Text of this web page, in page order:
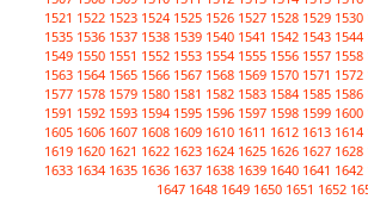
1521 1522 1523 1524 1525 1526 1527 1528 1529 1530
1535 1536 1537 1538 1539 1540 1541 1542 1543 1544
1549 1550 1551 1552 1553 1554 1555 1556 1557 1558
1563 1564 1565 1566 1567 1568 1569 1570 1571 1572
1577 1578 1579 1580 1581 1582 1583 1584 1585 1586
1591 1592 1593 1594 1595 1596 1597 1598 1599 1600
1605 1606 1607 1608 1609 1610 1611 1612 1613 1614
1619 1620 1621 1622 1623 1624 1625 1626 1627 1628
1633 1634 1635 1636 1637 1638 1639 1640 1641 1642
1647 1648 1649 1650 1651 1652